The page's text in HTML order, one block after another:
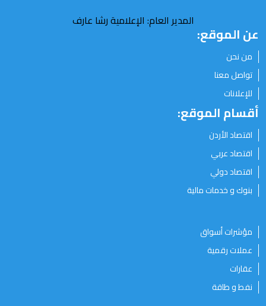
المدير العام: الإعلامية رشا عارف
عن الموقع:
من نحن
تواصل معنا
للإعلانات
أقسام الموقع:
اقتصاد الأردن
اقتصاد عربي
اقتصاد دولي
بنوك و خدمات مالية
مؤشرات أسواق
عملات رقمية
عقارات
نفط و طاقة